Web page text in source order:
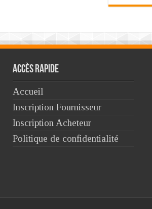
Accès rapide
Accueil
Inscription Fournisseur
Inscription Acheteur
Politique de confidentialité